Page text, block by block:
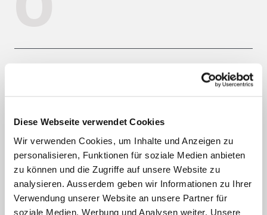
Diese Webseite verwendet Cookies
Wir verwenden Cookies, um Inhalte und Anzeigen zu
personalisieren, Funktionen für soziale Medien anbieten
zu können und die Zugriffe auf unsere Website zu
analysieren. Ausserdem geben wir Informationen zu Ihrer
Verwendung unserer Website an unsere Partner für
soziale Medien, Werbung und Analysen weiter. Unsere
S SCARPA